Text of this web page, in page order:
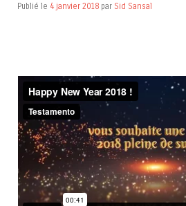
Publié le 4 janvier 2018 par Sid Sansal